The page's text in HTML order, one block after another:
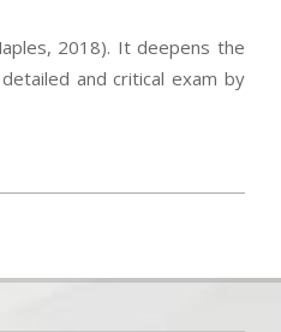
2018). It deepens the
and critical exam by